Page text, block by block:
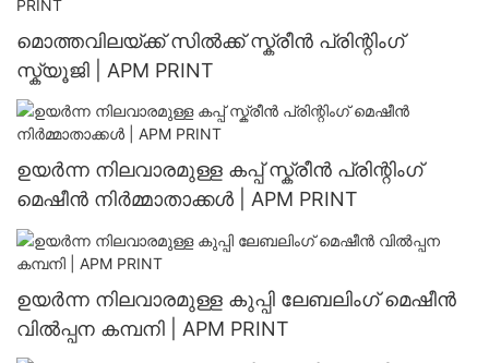
മൊത്തവിലയ്ക്ക് സിൽക്ക് സ്ക്രീൻ പ്രിന്റിംഗ്
സ്ക്യൂജി | APM PRINT
ഉയർന്ന നിലവാരമുള്ള കപ്പ് സ്ക്രീൻ പ്രിന്റിംഗ്
മെഷീൻ നിർമ്മാതാക്കൾ | APM PRINT
ഉയർന്ന നിലവാരമുള്ള കുപ്പി ലേബലിംഗ് മെഷീൻ
വിൽപ്പന കമ്പനി | APM PRINT